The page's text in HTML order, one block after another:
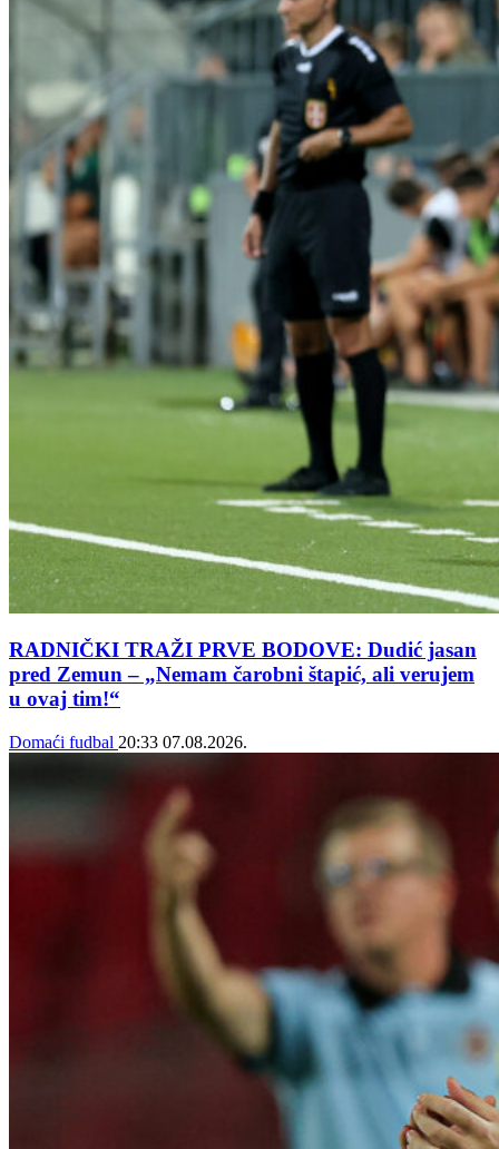
RADNIČKI TRAŽI PRVE BODOVE: Dudić jasan
pred Zemun – „Nemam čarobni štapić, ali verujem
u ovaj tim!“
Domaći fudbal 20:33 07.08.2026.